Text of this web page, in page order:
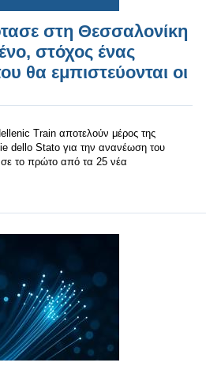
στη Θεσσαλονίκη
στόχος ένας
θα εμπιστεύονται οι
Train αποτελούν μέρος της
dello Stato για την ανανέωση του
το πρώτο από τα 25 νέα